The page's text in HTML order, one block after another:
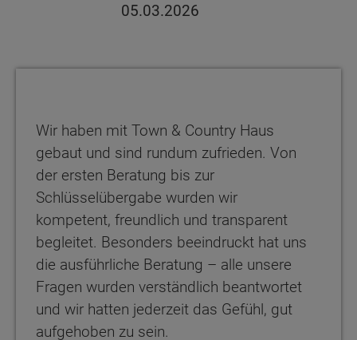
05.03.2026
Wir haben mit Town & Country Haus
gebaut und sind rundum zufrieden. Von
der ersten Beratung bis zur
Schlüsselübergabe wurden wir
kompetent, freundlich und transparent
begleitet. Besonders beeindruckt hat uns
die ausführliche Beratung – alle unsere
Fragen wurden verständlich beantwortet
und wir hatten jederzeit das Gefühl, gut
aufgehoben zu sein.